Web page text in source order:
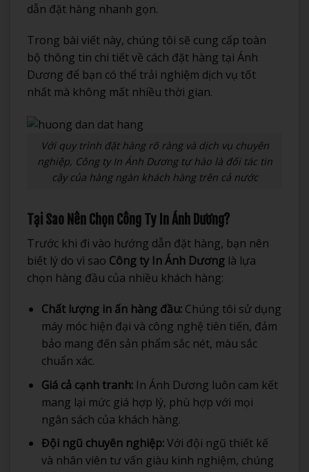
dẫn đặt hàng nhanh gọn.
Trong bài viết này, chúng tôi sẽ cung cấp toàn
bộ thông tin chi tiết về cách đặt hàng tại Ánh
Dương để bạn có thể trải nghiệm dịch vụ tốt
nhất mà không mất nhiều thời gian.
Với quy trình đặt hàng rõ ràng và dịch vụ chuyên
nghiệp, Công ty In Ánh Dương tự hào là đối tác tin
cậy của hàng ngàn khách hàng trên cả nước
Tại Sao Nên Chọn Công Ty In Ánh Dương?
Trước khi đi vào hướng dẫn đặt hàng, bạn nên
biết lý do vì sao Công ty In Ánh Dương là lựa
chọn hàng đầu của nhiều khách hàng:
Chất lượng in ấn hàng đầu:Chúng tôi sử dụng
máy móc hiện đại và công nghệ tiên tiến, đảm
bảo mang đến sản phẩm sắc nét, màu sắc
chuẩn xác.
Giá cả cạnh tranh:In Ánh Dương luôn cam kết
mang lại mức giá hợp lý, phù hợp với mọi
ngân sách của khách hàng.
Đội ngũ chuyên nghiệp:Với đội ngũ thiết kế
và nhân viên tư vấn giàu kinh nghiệm, chúng